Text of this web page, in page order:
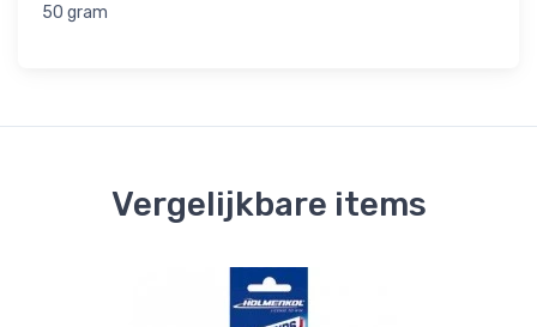
50 gram
Vergelijkbare items